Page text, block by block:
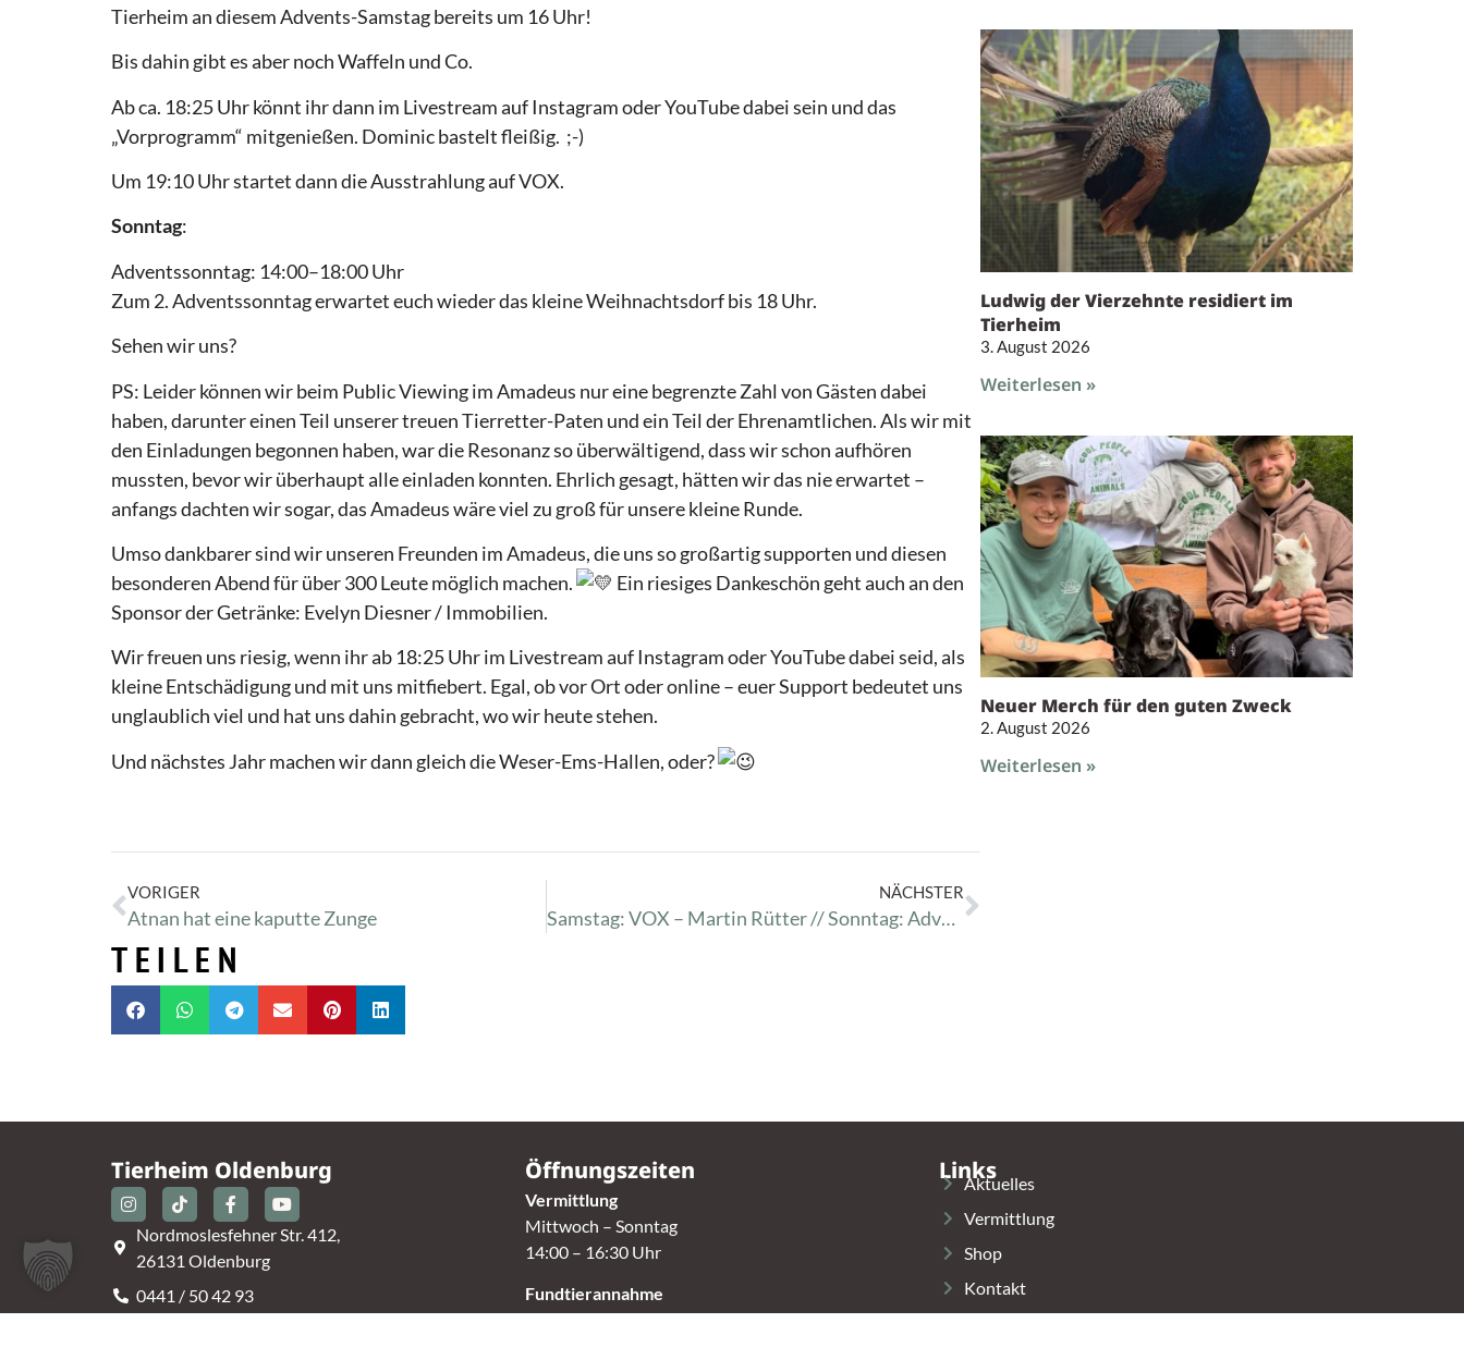
Tierheim an diesem Advents-Samstag bereits um 16 Uhr!
Bis dahin gibt es aber noch Waffeln und Co.
Ab ca. 18:25 Uhr könnt ihr dann im Livestream auf Instagram oder YouTube dabei sein und das
„Vorprogramm“ mitgenießen. Dominic bastelt fleißig. ;-)
Um 19:10 Uhr startet dann die Ausstrahlung auf VOX.
Sonntag:
Adventssonntag: 14:00–18:00 Uhr
Zum 2. Adventssonntag erwartet euch wieder das kleine Weihnachtsdorf bis 18 Uhr.
Sehen wir uns?
PS: Leider können wir beim Public Viewing im Amadeus nur eine begrenzte Zahl von Gästen dabei
haben, darunter einen Teil unserer treuen Tierretter-Paten und ein Teil der Ehrenamtlichen. Als wir mit
den Einladungen begonnen haben, war die Resonanz so überwältigend, dass wir schon aufhören
mussten, bevor wir überhaupt alle einladen konnten. Ehrlich gesagt, hätten wir das nie erwartet –
anfangs dachten wir sogar, das Amadeus wäre viel zu groß für unsere kleine Runde.
Umso dankbarer sind wir unseren Freunden im Amadeus, die uns so großartig supporten und diesen
besonderen Abend für über 300 Leute möglich machen.
Ein riesiges Dankeschön geht auch an den
Sponsor der Getränke: Evelyn Diesner / Immobilien.
Wir freuen uns riesig, wenn ihr ab 18:25 Uhr im Livestream auf Instagram oder YouTube dabei seid, als
kleine Entschädigung und mit uns mitfiebert. Egal, ob vor Ort oder online – euer Support bedeutet uns
unglaublich viel und hat uns dahin gebracht, wo wir heute stehen.
Und nächstes Jahr machen wir dann gleich die Weser-Ems-Hallen, oder?
VORIGER
Atnan hat eine kaputte Zunge
NÄCHSTER
Samstag: VOX – Martin Rütter // Sonntag: Adventsmarkt.
TEILEN
Ludwig der Vierzehnte residiert im
Tierheim
3. August 2026
Weiterlesen »
Neuer Merch für den guten Zweck
2. August 2026
Weiterlesen »
Tierheim Oldenburg
Nordmoslesfehner Str. 412,
26131 Oldenburg
0441 / 50 42 93
Öffnungszeiten
Vermittlung
Mittwoch – Sonntag
14:00 – 16:30 Uhr
Fundtierannahme
Montag – Sonntag
Links
Aktuelles
Vermittlung
Shop
Kontakt